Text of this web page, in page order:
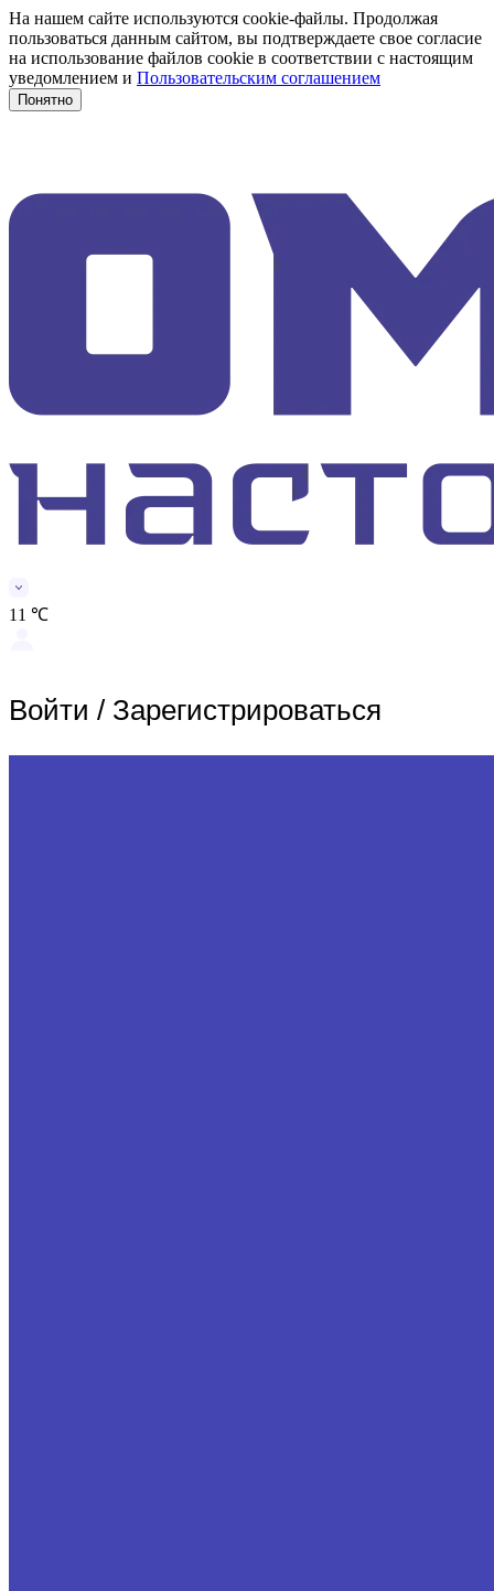
На нашем сайте используются cookie-файлы. Продолжая
пользоваться данным сайтом, вы подтверждаете свое согласие
на использование файлов cookie в соответствии с настоящим
уведомлением и Пользовательским соглашением
Понятно
11 ℃
Войти / Зарегистрироваться